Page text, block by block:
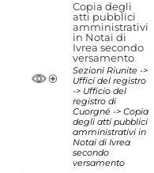
Copia degli
atti pubblici
amministrativi
in Notai di
Ivrea secondo
versamento
Sezioni Riunite ->
Uffici del registro
-> Ufficio del
registro di
Cuorgné -> Copia
degli atti pubblici
amministrativi in
Notai di Ivrea
secondo
versamento